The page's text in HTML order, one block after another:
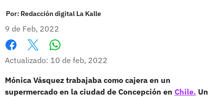
Por: Redacción digital La Kalle
9 de Feb, 2022
Facebook
X
Actualizado: 10 de feb, 2022
Mónica Vásquez trabajaba como cajera en un
supermercado en la ciudad de Concepción en Chile. Un